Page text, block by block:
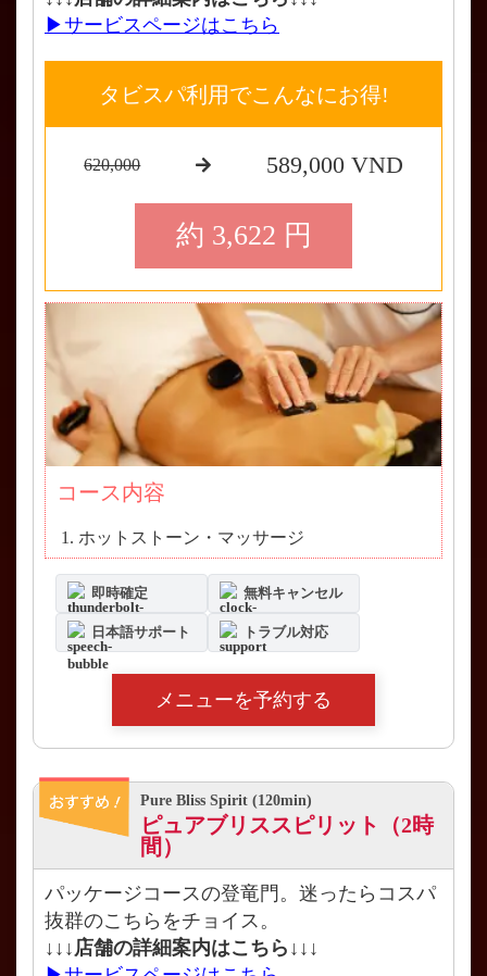
▶サービスページはこちら
タビスパ利用でこんなにお得!
620,000 589,000 VND
約 3,622 円
コース内容
ホットストーン・マッサージ
即時確定 無料キャンセル
日本語サポート トラブル対応
メニューを予約する
Pure Bliss Spirit (120min)
ピュアブリススピリット（2時
間）
パッケージコースの登竜門。迷ったらコスパ
抜群のこちらをチョイス。
↓↓↓店舗の詳細案内はこちら↓↓↓